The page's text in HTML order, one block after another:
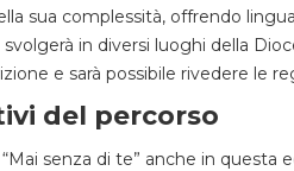
sua complessità, offrendo
in diversi luoghi della
e sarà possibile rivedere le
del percorso
“Mai senza di te” anche in